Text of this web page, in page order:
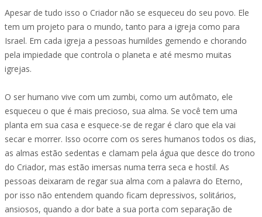
Apesar de tudo isso o Criador não se esqueceu do seu povo. Ele
tem um projeto para o mundo, tanto para a igreja como para
Israel. Em cada igreja a pessoas humildes gemendo e chorando
pela impiedade que controla o planeta e até mesmo muitas
igrejas.
O ser humano vive com um zumbi, como um autômato, ele
esqueceu o que é mais precioso, sua alma. Se você tem uma
planta em sua casa e esquece-se de regar é claro que ela vai
secar e morrer. Isso ocorre com os seres humanos todos os dias,
as almas estão sedentas e clamam pela água que desce do trono
do Criador, mas estão imersas numa terra seca e hostil. As
pessoas deixaram de regar sua alma com a palavra do Eterno,
por isso não entendem quando ficam depressivos, solitários,
ansiosos, quando a dor bate a sua porta com separação de